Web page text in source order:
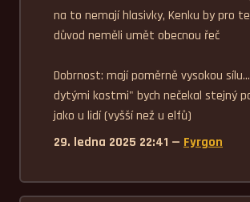
na to nemají hlasivky, Kenku by pro
důvod neměli umět obecnou řeč
Dobrnost: mají poměrně vysokou
dytými kostmi" bych nečekal stejný
jako u lidí (vyšší než u elfů)
29. ledna 2025 22:41 — Fyrgon